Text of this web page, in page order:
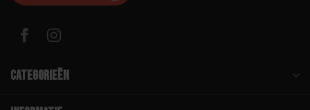
Categorieën